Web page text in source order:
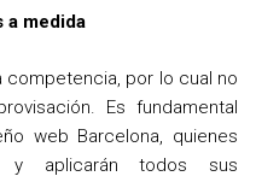
a medida
competencia, por lo cual no
Es fundamental
web Barcelona, quienes
y aplicarán todos sus